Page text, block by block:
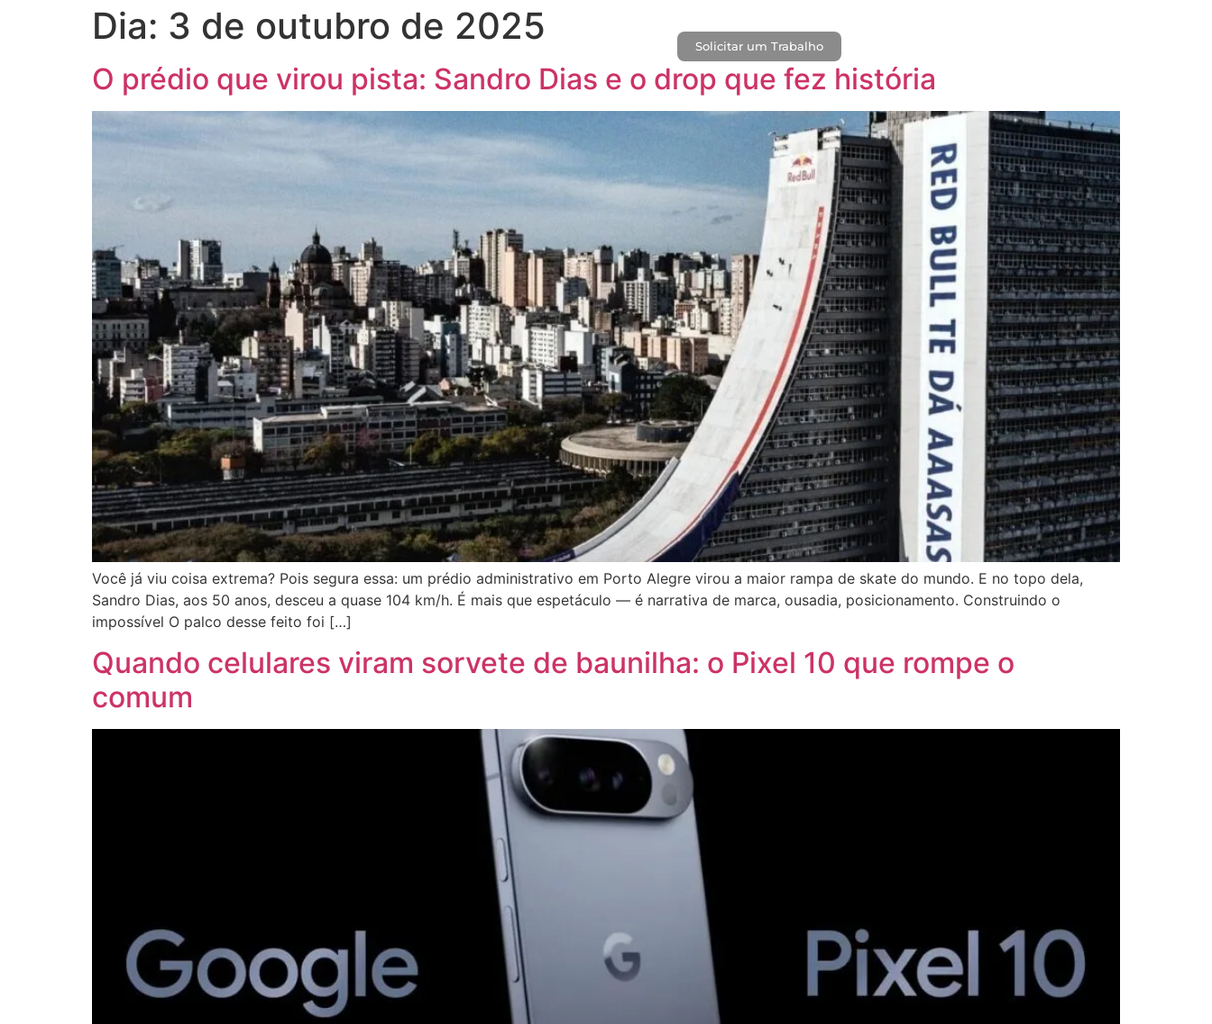
Solicitar um Trabalho
Dia: 3 de outubro de 2025
O prédio que virou pista: Sandro Dias e o drop que fez história
Você já viu coisa extrema? Pois segura essa: um prédio administrativo em Porto Alegre virou a maior rampa de skate do mundo. E no topo dela,
Sandro Dias, aos 50 anos, desceu a quase 104 km/h. É mais que espetáculo — é narrativa de marca, ousadia, posicionamento. Construindo o
impossível O palco desse feito foi […]
Quando celulares viram sorvete de baunilha: o Pixel 10 que rompe o
comum